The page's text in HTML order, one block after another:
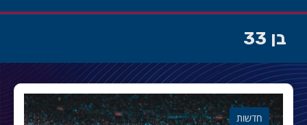
בן 33
חדשות